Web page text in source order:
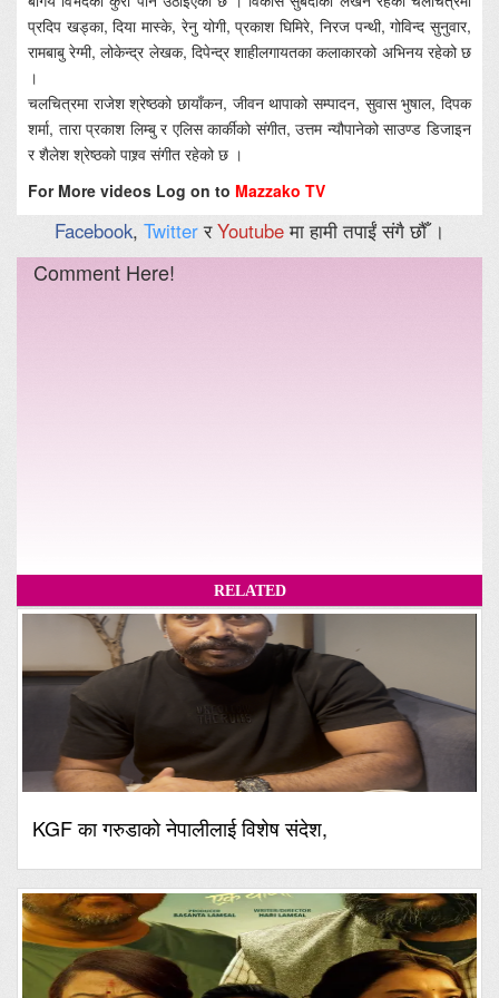
प्रदिप खड्का, दिया मास्के, रेनु योगी, प्रकाश घिमिरे, निरज पन्थी, गोविन्द सुनुवार,
रामबाबु रेग्मी, लोकेन्द्र लेखक, दिपेन्द्र शाहीलगायतका कलाकारको अभिनय रहेको छ
।
चलचित्रमा राजेश श्रेष्ठको छायाँकन, जीवन थापाको सम्पादन, सुवास भुषाल, दिपक
शर्मा, तारा प्रकाश लिम्बु र एलिस कार्कीको संगीत, उत्तम न्यौपानेको साउण्ड डिजाइन
र शैलेश श्रेष्ठको पाश्र्व संगीत रहेको छ ।
For More videos Log on to Mazzako TV
Facebook, TwitterरYoutubeमा हामी तपाईं संगै छौँ ।
Comment Here!
RELATED
KGF का गरुडाको नेपालीलाई विशेष संदेश,